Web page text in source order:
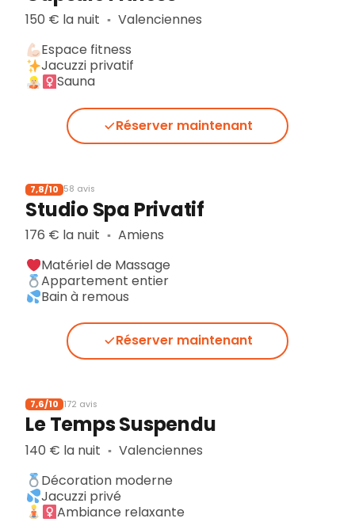
150 € la nuit ▪︎ Valenciennes
Espace fitness
Jacuzzi privatif
Sauna
Réserver maintenant
7,8/10 58 avis
Studio Spa Privatif
176 € la nuit ▪︎ Amiens
Matériel de Massage
Appartement entier
Bain à remous
Réserver maintenant
7,6/10 172 avis
Le Temps Suspendu
140 € la nuit ▪︎ Valenciennes
Décoration moderne
Jacuzzi privé
Ambiance relaxante